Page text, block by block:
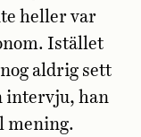
heller var
Istället
aldrig sett
intervju, han
mening.